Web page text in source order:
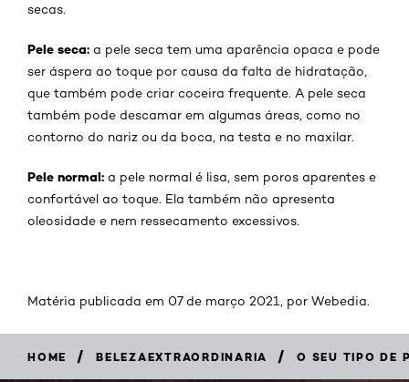
secas.
Pele seca: a pele seca tem uma aparência opaca e pode
ser áspera ao toque por causa da falta de hidratação,
que também pode criar coceira frequente. A pele seca
também pode descamar em algumas áreas, como no
contorno do nariz ou da boca, na testa e no maxilar.
Pele normal: a pele normal é lisa, sem poros aparentes e
confortável ao toque. Ela também não apresenta
oleosidade e nem ressecamento excessivos.
Matéria publicada em 07 de março 2021, por Webedia.
HOME / BELEZAEXTRAORDINARIA / O SEU TIPO DE